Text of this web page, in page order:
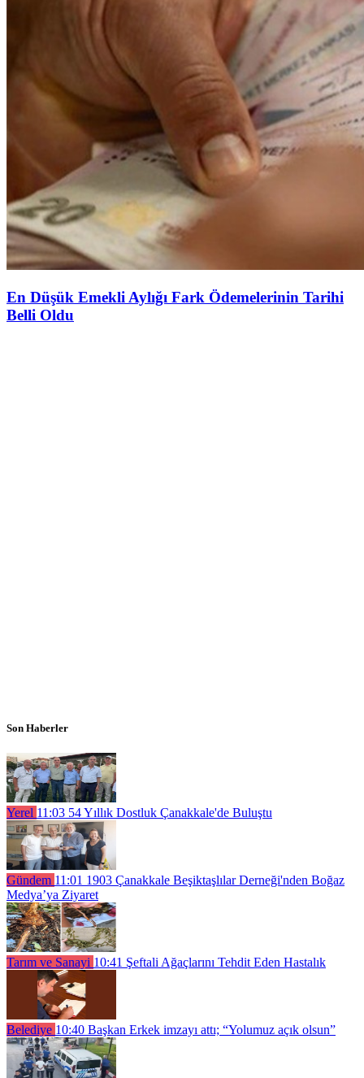
En Düşük Emekli Aylığı Fark Ödemelerinin Tarihi
Belli Oldu
Son Haberler
Yerel 11:03 54 Yıllık Dostluk Çanakkale'de Buluştu
Gündem 11:01 1903 Çanakkale Beşiktaşlılar Derneği'nden Boğaz
Medya’ya Ziyaret
Tarım ve Sanayi 10:41 Şeftali Ağaçlarını Tehdit Eden Hastalık
Belediye 10:40 Başkan Erkek imzayı attı; “Yolumuz açık olsun”